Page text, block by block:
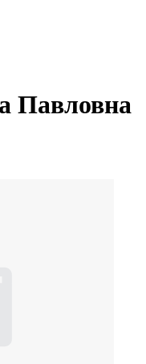
Павловна